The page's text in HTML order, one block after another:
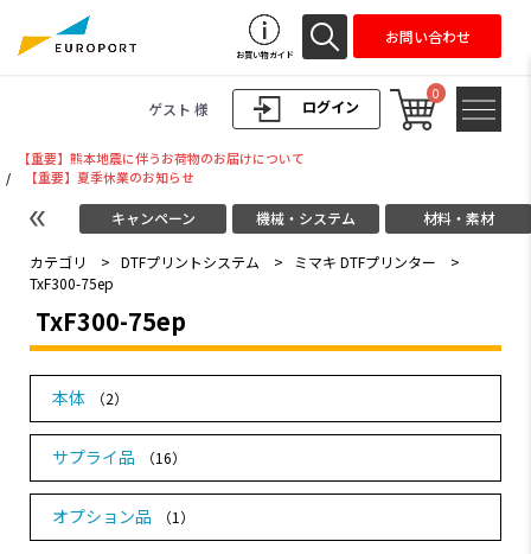
ログイン
ゲスト 様
0
お買い物ガイド
お問い合わせ
【重要】熊本地震に伴うお荷物のお届けについて
/
【重要】夏季休業のお知らせ
キャンペーン 機械・システム 材料・素材
カテゴリ > DTFプリントシステム > ミマキ DTFプリンター
>
TxF300-75ep
TxF300-75ep
本体 （2）
サプライ品 （16）
オプション品 （1）